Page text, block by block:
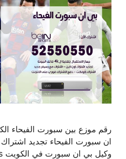
رقم موزع بين سبورت الفيحاء
ان سبورت الفيحاء تجديد